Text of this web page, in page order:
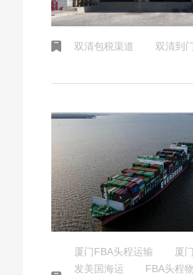
双清包税渠道 双清到门
厦门FBA头程运输 厦
发美国海运
FBA头程